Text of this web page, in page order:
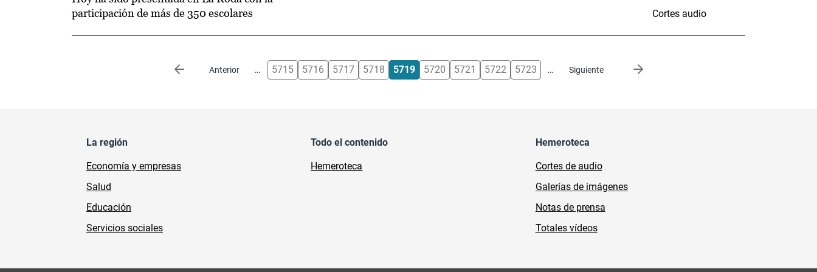
participación de más de 350 escolares
Cortes audio
Anterior
Página anterior … 5715 5716 5717 5718 5719 5720 5721 5722 5723 … Siguiente
Siguiente página
La región
Economía y empresas
Salud
Educación
Servicios sociales
Todo el contenido
Hemeroteca
Hemeroteca
Cortes de audio
Galerías de imágenes
Notas de prensa
Totales vídeos